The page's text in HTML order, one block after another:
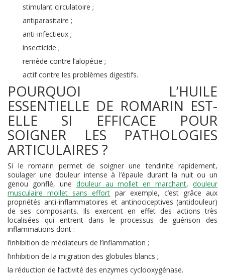
stimulant circulatoire ;
antiparasitaire ;
anti-infectieux ;
insecticide ;
remède contre l’alopécie ;
actif contre les problèmes digestifs.
POURQUOI L’HUILE
ESSENTIELLE DE ROMARIN EST-
ELLE SI EFFICACE POUR
SOIGNER LES PATHOLOGIES
ARTICULAIRES ?
Si le romarin permet de soigner une tendinite rapidement,
soulager une douleur intense à l’épaule durant la nuit ou un
genou gonflé, une douleur au mollet en marchant, douleur
musculaire mollet sans effort par exemple, c’est grâce aux
propriétés anti-inflammatoires et antinociceptives (antidouleur)
de ses composants. Ils exercent en effet des actions très
localisées qui entrent dans le processus de guérison des
inflammations dont :
l’inhibition de médiateurs de l’inflammation ;
l’inhibition de la migration des globules blancs ;
la réduction de l’activité des enzymes cyclooxygénase.